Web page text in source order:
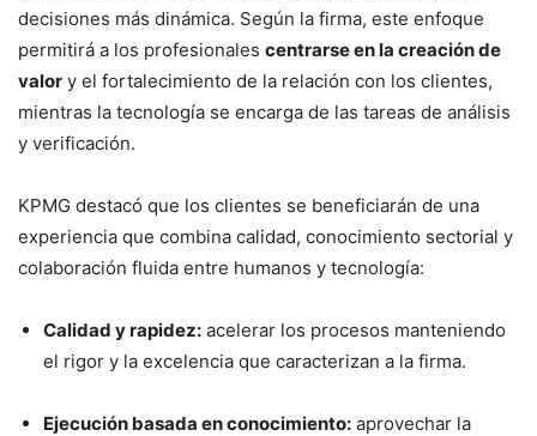
decisiones más dinámica. Según la firma, este enfoque
permitirá a los profesionales centrarse en la creación de
valor y el fortalecimiento de la relación con los clientes,
mientras la tecnología se encarga de las tareas de análisis
y verificación.
KPMG destacó que los clientes se beneficiarán de una
experiencia que combina calidad, conocimiento sectorial y
colaboración fluida entre humanos y tecnología:
Calidad y rapidez: acelerar los procesos manteniendo
el rigor y la excelencia que caracterizan a la firma.
Ejecución basada en conocimiento: aprovechar la